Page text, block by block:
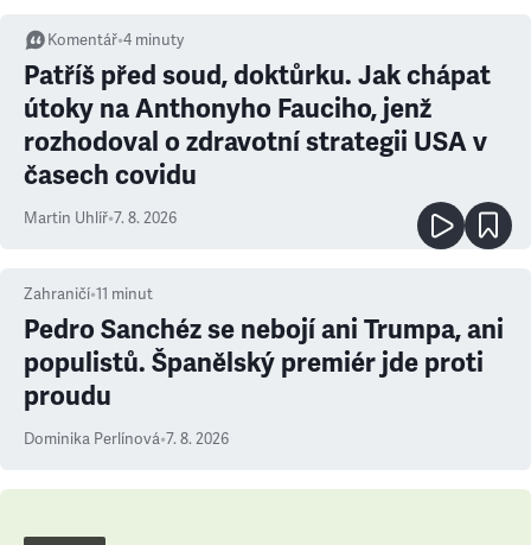
Komentář•4 minuty
Patříš před soud, doktůrku. Jak chápat
útoky na Anthonyho Fauciho, jenž
rozhodoval o zdravotní strategii USA v
časech covidu
Martin Uhlíř•7. 8. 2026
Zahraničí•11 minut
Pedro Sanchéz se nebojí ani Trumpa, ani
populistů. Španělský premiér jde proti
proudu
Dominika Perlínová•7. 8. 2026